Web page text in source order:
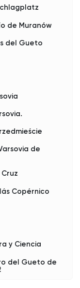
a la
aquí, se
judía
del
de Muranów
del Gueto
de
Copérnico
y Ciencia
del Gueto de